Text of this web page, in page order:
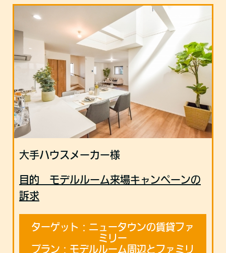
大手ハウスメーカー様
目的 モデルルーム来場キャンペーンの
訴求
ターゲット：ニュータウンの賃貸ファ
ミリー
プラン：モデルルーム周辺とファミリ